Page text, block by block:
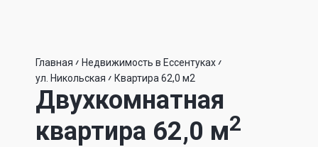
Главная
Недвижимость в Ессентуках
ул. Никольская
Квартира 62,0 м2
Двухкомнатная
квартира 62,0 м2